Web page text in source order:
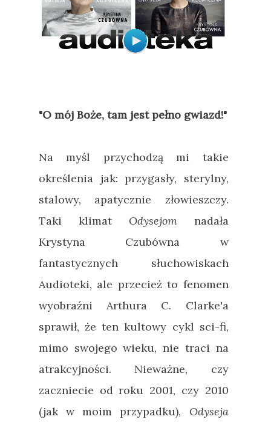
"O mój Boże, tam jest pełno gwiazd!"
Na myśl przychodzą mi takie
określenia jak: przygasły, sterylny,
stalowy, apatycznie złowieszczy.
Taki klimat Odysejom nadała
Krystyna Czubówna w
fantastycznych słuchowiskach
Audioteki, ale przecież to fenomen
wyobraźni Arthura C. Clarke'a
sprawił, że ten kultowy cykl sci-fi,
mimo swojego wieku, nie traci na
atrakcyjności. Nieważne, czy
zaczniecie od roku 2001, czy 2010
(jak w moim przypadku), Odyseja